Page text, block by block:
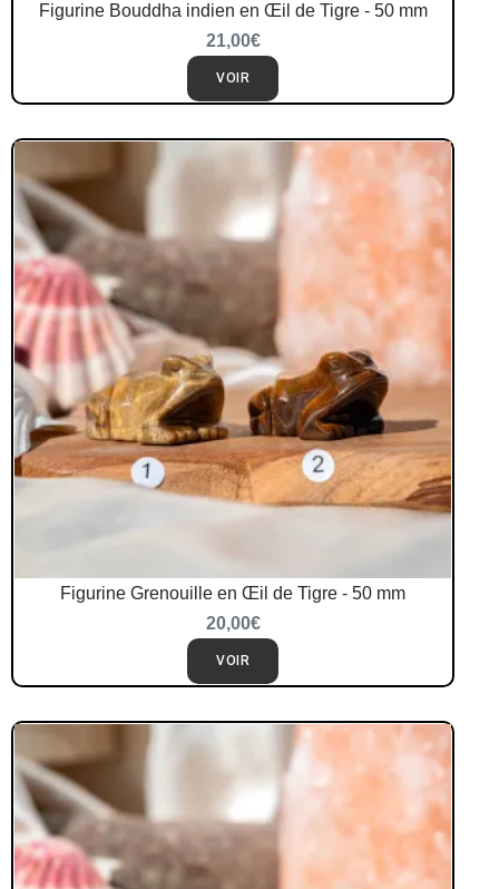
Figurine Bouddha indien en Œil de Tigre - 50 mm
21,00€
VOIR
Figurine Grenouille en Œil de Tigre - 50 mm
20,00€
VOIR